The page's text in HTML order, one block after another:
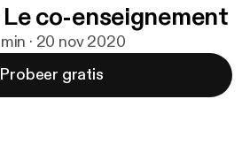
co-enseignement
· 20 nov 2020
Probeer gratis